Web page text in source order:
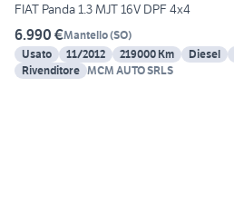
FIAT Panda 1.3 MJT 16V DPF 4x4
6.990 €Mantello(SO)
Usato
11/2012 219000 Km Diesel
Rivenditore MCM AUTO SRLS